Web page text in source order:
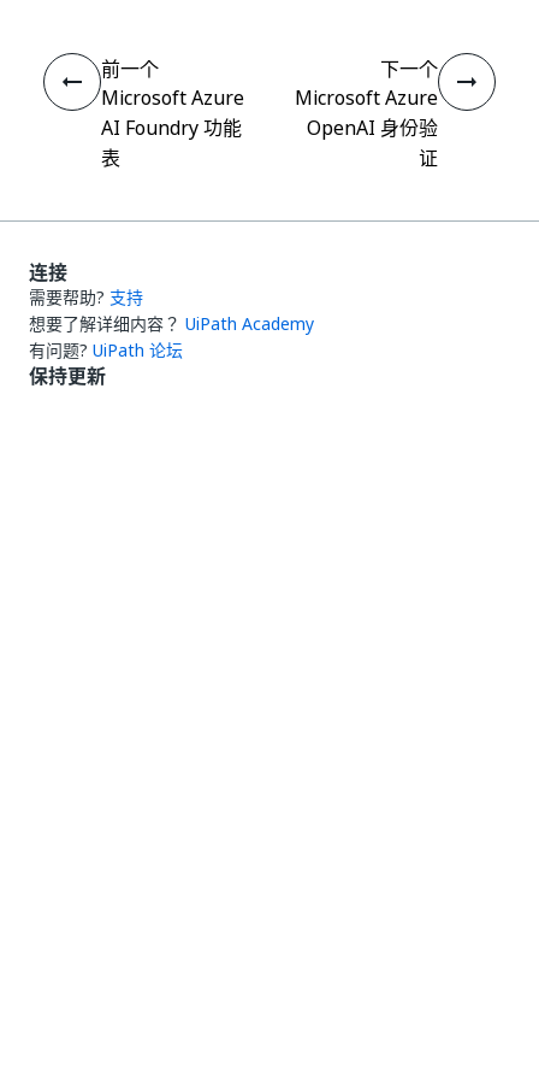
前一个
Microsoft Azure
AI Foundry 功能
表
下一个
Microsoft Azure
OpenAI 身份验
证
连接
需要帮助? 支持
想要了解详细内容？ UiPath Academy
有问题? UiPath 论坛
保持更新